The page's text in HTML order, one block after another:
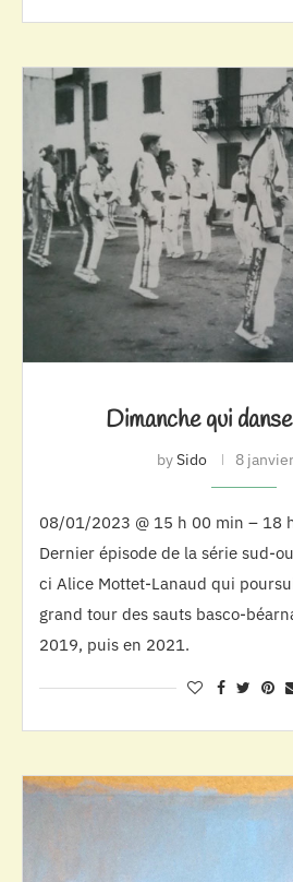
Dimanche qui
bySido 8
08/01/2023 @ 15 h 00 min – 18
Dernier épisode de la série sud-
ci Alice Mottet-Lanaud qui
grand tour des sauts basco-
2019, puis en 2021.